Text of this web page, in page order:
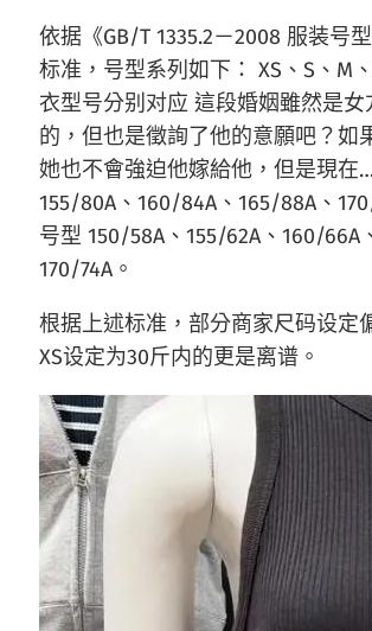
依据《GB/T 1335.2－2008 服装号
标准，号型系列如下： XS、S、M
衣型号分别对应 這段婚姻雖然是女
的，但也是徵詢了他的意願吧？如
她也不會強迫他嫁給他，但是現在
155/80A、160/84A、165/88A、
号型 150/58A、155/62A、160/66A
170/74A。
根据上述标准，部分商家尺码设定
XS设定为30斤内的更是离谱。